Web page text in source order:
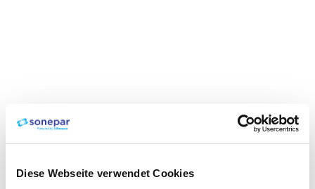
Diese Webseite verwendet Cookies